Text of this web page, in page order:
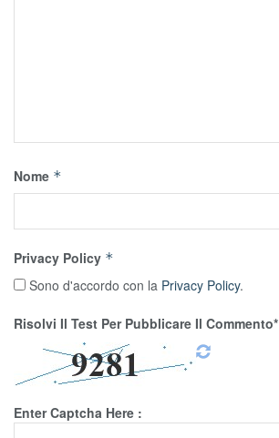
Nome *
Privacy Policy *
Sono d'accordo con la Privacy Policy.
Risolvi Il Test Per Pubblicare Il Commento*
Enter Captcha Here :